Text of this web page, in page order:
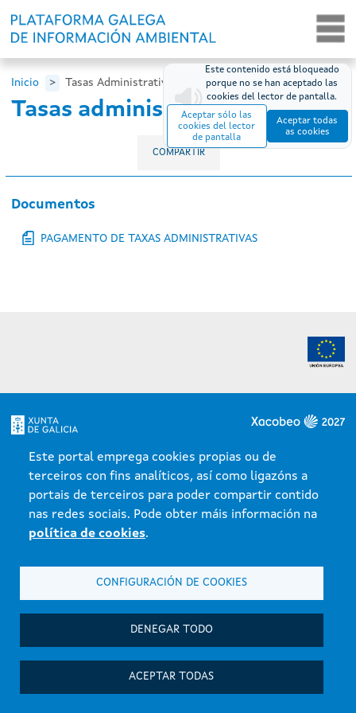
Este portal emprega cookies propias ou de
terceiros con fins analíticos, así como ligazóns a
portais de terceiros para poder compartir contido
nas redes sociais. Pode obter máis información na
política de cookies.
CONFIGURACIÓN DE COOKIES
DENEGAR TODO
ACEPTAR TODAS
Inicio Tasas Administrativas
Tasas administrativas
Este contenido está bloqueado
porque no se han aceptado las
cookies del lector de pantalla.
Aceptar sólo las
cookies del lector
de pantalla
Aceptar todas
as cookies
COMPARTIR
Documentos
PAGAMENTO DE TAXAS ADMINISTRATIVAS
Xunta de Galicia. Información mantenida y publicada en internet por la
Atención a la ciudadanía
Accesibilidad
Aviso legal